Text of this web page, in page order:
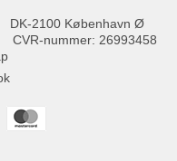
DK-2100 København Ø
CVR-nummer: 26993458